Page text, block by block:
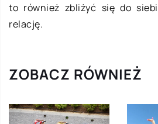
to również zbliżyć się do
relację.
ZOBACZ RÓWNIEŻ